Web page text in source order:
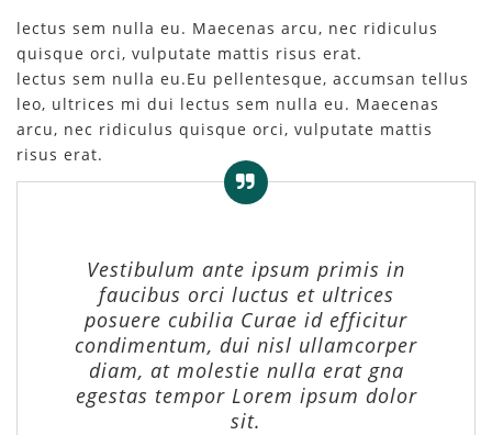
lectus sem nulla eu. Maecenas arcu, nec ridiculus
quisque orci, vulputate mattis risus erat.
lectus sem nulla eu.Eu pellentesque, accumsan tellus
leo, ultrices mi dui lectus sem nulla eu. Maecenas
arcu, nec ridiculus quisque orci, vulputate mattis
risus erat.
Vestibulum ante ipsum primis in
faucibus orci luctus et ultrices
posuere cubilia Curae id efficitur
condimentum, dui nisl ullamcorper
diam, at molestie nulla erat gna
egestas tempor Lorem ipsum dolor
sit.